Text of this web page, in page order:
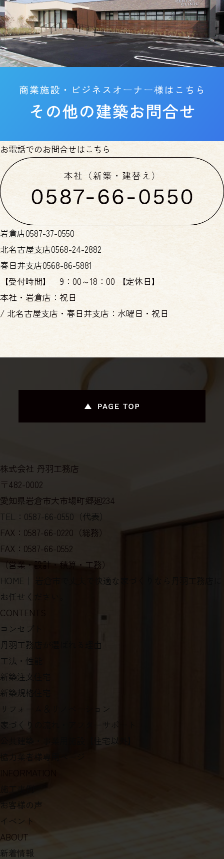
お電話でのお問合せはこちら
岩倉店0587-37-0550
北名古屋支店0568-24-2882
春日井支店0568-86-5881
【受付時間】
9：00～18：00
【定休日】
本社・岩倉店：祝日
/ 北名古屋支店・春日井支店：水曜日・祝日
株式会社 丹羽工務店
〒482-0002
愛知県岩倉市大市場町郷廻234
TEL：0587-66-0550（代表）
FAX：0587-66-0220（総務）
FAX：0587-66-0552
（営業・設計・積算・工務）
HOME ｜ 岩倉市で丈夫で快適な家づくりなら丹羽工務店に
お任せください。
CONTENTS
コンセプト
丹羽工務店が選ばれる理由
工法・性能
新築注文住宅
新築規格住宅
リフォーム＆リノベーション
家づくりの流れ・アフターサポート
公共建築・事業用施設【住宅以外】
協力業者様専用ページ
お客様の声
イベント
ABOUT
新着情報